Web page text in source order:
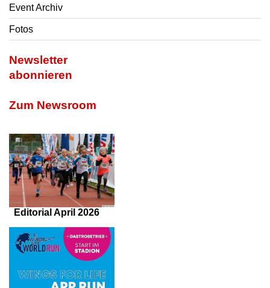
Event Archiv
Fotos
Newsletter
abonnieren
Zum Newsroom
Editorial April 2026